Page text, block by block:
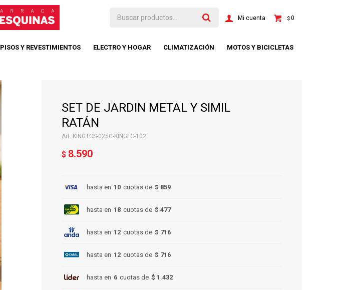
PISOS Y REVESTIMIENTOS ELECTRO Y HOGAR CLIMATIZACIÓN MOTOS Y BICICLETAS
$0
SET DE JARDIN METAL Y SIMIL
RATÁN
KINGTCS-025C-KINGFC-102
$ 8.590
hasta en 10 cuotas de $ 859
hasta en 18 cuotas de $ 477
hasta en 12 cuotas de $ 716
hasta en 12 cuotas de $ 716
hasta en 6 cuotas de $ 1.432